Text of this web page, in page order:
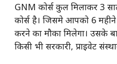
GNM कोर्स कुल मिलाकर 3
कोर्स है। जिसमे आपको 6
करने का मौका मिलेगा। उसके
किसी भी सरकारी, प्राइवेट